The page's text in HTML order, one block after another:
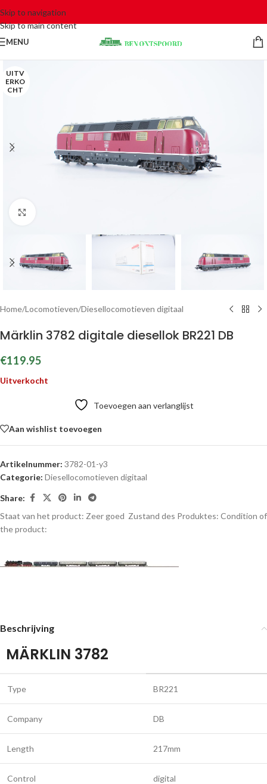
Skip to navigation
Skip to main content
MENU
UITV
ERKO
CHT
Home/Locomotieven/Diesellocomotieven digitaal
Märklin 3782 digitale diesellok BR221 DB
€119.95
Uitverkocht
Toevoegen aan verlanglijst
Aan wishlist toevoegen
Artikelnummer: 3782-01-y3
Categorie: Diesellocomotieven digitaal
Share:
Staat van het product: Zeer goed Zustand des Produktes: Condition of
the product:
Beschrijving
MÄRKLIN 3782
Type BR221
Company DB
Length 217mm
Control digital